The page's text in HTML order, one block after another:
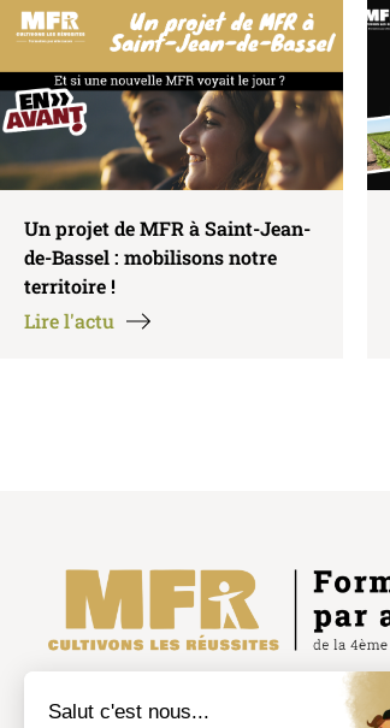
Un projet de MFR à Saint-Jean-
de-Bassel : mobilisons notre
territoire !
Lire l'actu